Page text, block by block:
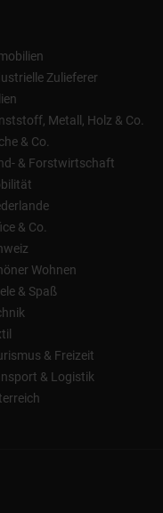
Zulieferer
Metall, Holz & Co.
& Co.
& Forstwirtschaft
& Co.
Wohnen
& Spaß
& Freizeit
& Logistik